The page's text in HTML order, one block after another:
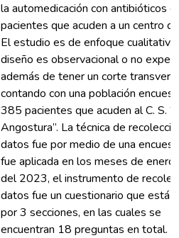
la automedicación con antibióticos
pacientes que acuden a un centro
El estudio es de enfoque
diseño es observacional o no
además de tener un corte
contando con una población
385 pacientes que acuden al C. S.
Angostura”. La técnica de
datos fue por medio de una
fue aplicada en los meses de enero
del 2023, el instrumento de
datos fue un cuestionario que está
por 3 secciones, en las cuales se
encuentran 18 preguntas en total.